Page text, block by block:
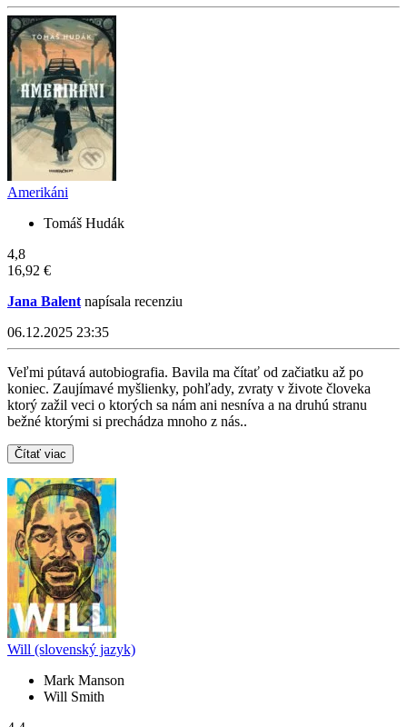
Amerikáni
Tomáš Hudák
4,8
16,92 €
Jana Balent napísala recenziu
06.12.2025 23:35
Veľmi pútavá autobiografia. Bavila ma čítať od začiatku až po
koniec. Zaujímavé myšlienky, pohľady, zvraty v živote človeka
ktorý zažil veci o ktorých sa nám ani nesníva a na druhú stranu
bežné ktorými si prechádza mnoho z nás..
Čítať viac
Will (slovenský jazyk)
Mark Manson
Will Smith